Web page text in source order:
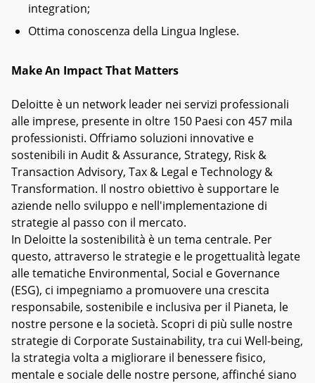
integration;
Ottima conoscenza della Lingua Inglese.
Make An Impact That Matters
Deloitte è un network leader nei servizi professionali
alle imprese, presente in oltre 150 Paesi con 457 mila
professionisti. Offriamo soluzioni innovative e
sostenibili in Audit & Assurance, Strategy, Risk &
Transaction Advisory, Tax & Legal e Technology &
Transformation. Il nostro obiettivo è supportare le
aziende nello sviluppo e nell'implementazione di
strategie al passo con il mercato.
In Deloitte la sostenibilità è un tema centrale. Per
questo, attraverso le strategie e le progettualità legate
alle tematiche Environmental, Social e Governance
(ESG), ci impegniamo a promuovere una crescita
responsabile, sostenibile e inclusiva per il Pianeta, le
nostre persone e la società. Scopri di più sulle nostre
strategie di Corporate Sustainability, tra cui Well-being,
la strategia volta a migliorare il benessere fisico,
mentale e sociale delle nostre persone, affinché siano